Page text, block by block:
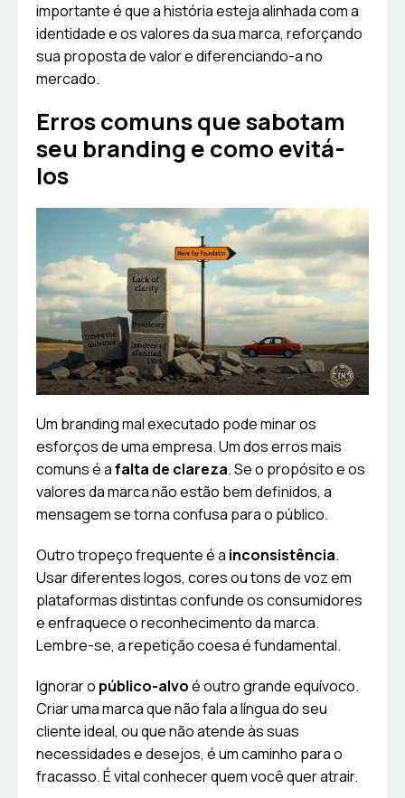
importante é que a história esteja alinhada com a
identidade e os valores da sua marca, reforçando
sua proposta de valor e diferenciando-a no
mercado.
Erros comuns que sabotam
seu branding e como evitá-
los
Um branding mal executado pode minar os
esforços de uma empresa. Um dos erros mais
comuns é afalta de clareza. Se o propósito e os
valores da marca não estão bem definidos, a
mensagem se torna confusa para o público.
Outro tropeço frequente é a inconsistência.
Usar diferentes logos, cores ou tons de voz em
plataformas distintas confunde os consumidores
e enfraquece o reconhecimento da marca.
Lembre-se, a repetição coesa é fundamental.
Ignorar o público-alvoé outro grande equívoco.
Criar uma marca que não fala a língua do seu
cliente ideal, ou que não atende às suas
necessidades e desejos, é um caminho para o
fracasso. É vital conhecer quem você quer atrair.